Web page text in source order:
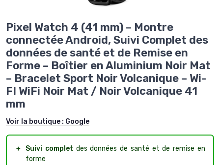
Pixel Watch 4 (41 mm) – Montre
connectée Android, Suivi Complet des
données de santé et de Remise en
Forme – Boîtier en Aluminium Noir Mat
– Bracelet Sport Noir Volcanique – Wi-
FI WiFi Noir Mat / Noir Volcanique 41
mm
Voir la boutique : Google
＋ Suivi complet des données de santé et de remise en
forme